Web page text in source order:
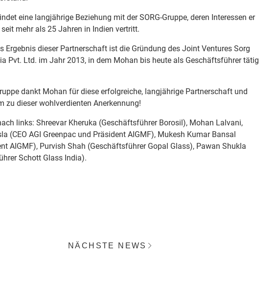
eine langjährige Beziehung mit der SORG-Gruppe, deren Interessen er
mehr als 25 Jahren in Indien vertritt.
Ergebnis dieser Partnerschaft ist die Gründung des Joint Ventures Sorg
Pvt. Ltd. im Jahr 2013, in dem Mohan bis heute als Geschäftsführer tätig
dankt Mohan für diese erfolgreiche, langjährige Partnerschaft und
zu dieser wohlverdienten Anerkennung!
links: Shreevar Kheruka (Geschäftsführer Borosil), Mohan Lalvani,
(CEO AGI Greenpac und Präsident AIGMF), Mukesh Kumar Bansal
AIGMF), Purvish Shah (Geschäftsführer Gopal Glass), Pawan Shukla
Schott Glass India).
NÄCHSTE NEWS